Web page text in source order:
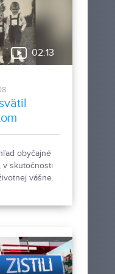
02:13
obyčajné
v skutočnosti
vášne.
Šabíka
ktorú